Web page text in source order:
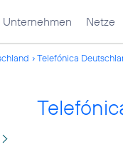
Unternehmen Netze
Telefónica